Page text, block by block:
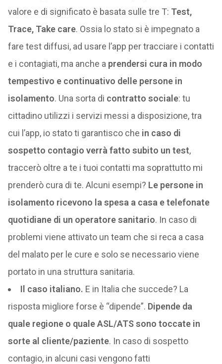
valore e di significato è basata sulle tre T: Test,
Trace, Take care. Ossia lo stato si è impegnato a
fare test diffusi, ad usare l’app per tracciare i contatti
e i contagiati, ma anche a prendersi cura in modo
tempestivo e continuativo delle persone in
isolamento. Una sorta di contratto sociale: tu
cittadino utilizzi i servizi messi a disposizione, tra
cui l’app, io stato ti garantisco che in caso di
sospetto contagio verrà fatto subito un test,
traccerò oltre a te i tuoi contatti ma soprattutto mi
prenderò cura di te. Alcuni esempi? Le persone in
isolamento ricevono la spesa a casa e telefonate
quotidiane di un operatore sanitario. In caso di
problemi viene attivato un team che si reca a casa
del malato per le cure e solo se necessario viene
portato in una struttura sanitaria.
Il caso italiano. E in Italia che succede? La
risposta migliore forse è “dipende”. Dipende da
quale regione o quale ASL/ATS sono toccate in
sorte al cliente/paziente. In caso di sospetto
contagio, in alcuni casi vengono fatti